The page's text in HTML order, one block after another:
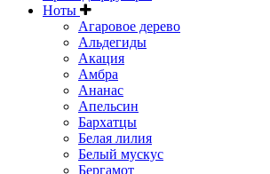
Ноты
Агаровое дерево
Альдегиды
Акация
Амбра
Ананас
Апельсин
Бархатцы
Белая лилия
Белый мускус
Бергамот